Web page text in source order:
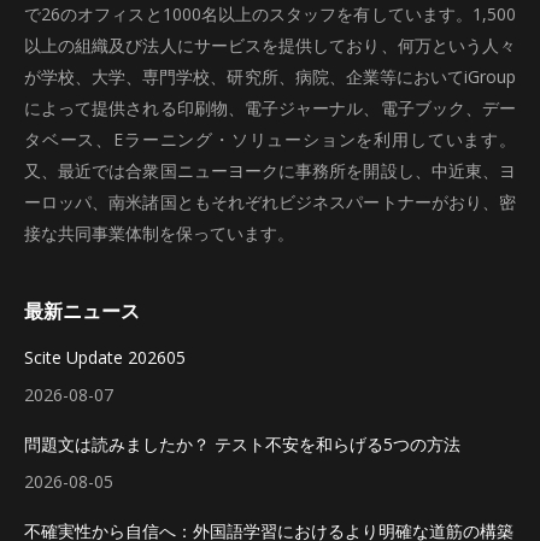
で26のオフィスと1000名以上のスタッフを有しています。1,500
以上の組織及び法人にサービスを提供しており、何万という人々
が学校、大学、専門学校、研究所、病院、企業等においてiGroup
によって提供される印刷物、電子ジャーナル、電子ブック、デー
タベース、Eラーニング・ソリューションを利用しています。
又、最近では合衆国ニューヨークに事務所を開設し、中近東、ヨ
ーロッパ、南米諸国ともそれぞれビジネスパートナーがおり、密
接な共同事業体制を保っています。
最新ニュース
Scite Update 202605
2026-08-07
問題文は読みましたか？ テスト不安を和らげる5つの方法
2026-08-05
不確実性から自信へ：外国語学習におけるより明確な道筋の構築